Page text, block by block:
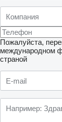
Пожалуйста,
международном
страной